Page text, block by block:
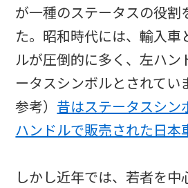
が一種のステータスの役割
た。昭和時代には、輸入車
ルが圧倒的に多く、左ハン
ータスシンボルとされてい
参考） 昔はステータスシン
ハンドルで販売された日本
しかし近年では、若者を